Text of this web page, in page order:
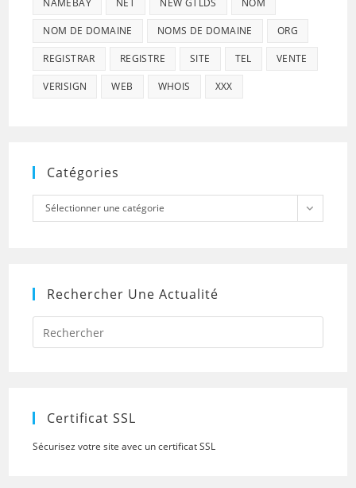
NAMEBAY NET NEW GTLDS NOM
NOM DE DOMAINE NOMS DE DOMAINE ORG
REGISTRAR REGISTRE SITE TEL VENTE
VERISIGN WEB WHOIS XXX
Catégories
Catégories
Sélectionner une catégorie
Rechercher Une Actualité
Press
to
Certificat SSL
Sécurisez votre site avec un certificat SSL